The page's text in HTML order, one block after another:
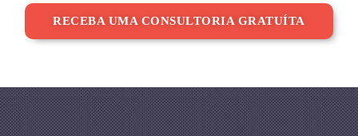
RECEBA UMA CONSULTORIA GRATUÍTA